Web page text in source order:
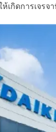
เกิดการเจร